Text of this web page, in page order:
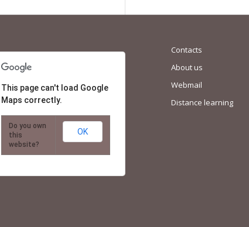
This page can't load Google
Maps correctly.
Do you own
this
website?
OK
Contacts
About us
Webmail
Distance learning